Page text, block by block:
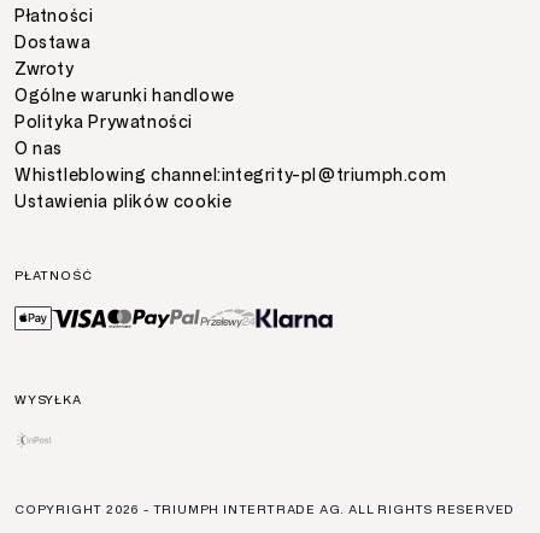
Płatności
Dostawa
Zwroty
Ogólne warunki handlowe
Polityka Prywatności
O nas
Whistleblowing channel:integrity-pl@triumph.com
Ustawienia plików cookie
PŁATNOŚĆ
WYSYŁKA
COPYRIGHT2026 - TRIUMPH INTERTRADE AG. ALL RIGHTS RESERVED